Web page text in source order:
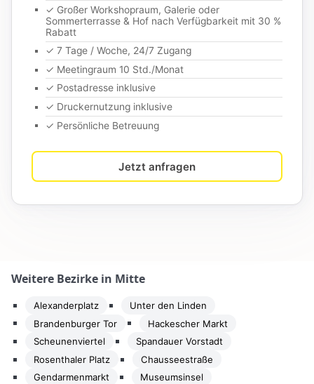
✓ Großer Workshopraum, Galerie oder
Sommerterrasse & Hof nach Verfügbarkeit mit 30 %
Rabatt
✓ 7 Tage / Woche, 24/7 Zugang
✓ Meetingraum 10 Std./Monat
✓ Postadresse inklusive
✓ Druckernutzung inklusive
✓ Persönliche Betreuung
Jetzt anfragen
Weitere Bezirke in Mitte
Alexanderplatz
Unter den Linden
Brandenburger Tor
Hackescher Markt
Scheunenviertel
Spandauer Vorstadt
Rosenthaler Platz
Chausseestraße
Gendarmenmarkt
Museumsinsel